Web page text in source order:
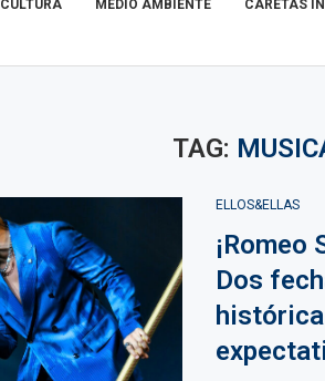
CULTURA MEDIO AMBIENTE CARETAS
TAG:
ELLOS&ELLAS
¡Romeo
Dos